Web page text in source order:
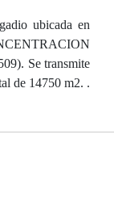
ubicada en
Se transmite
de 14750 m2. .